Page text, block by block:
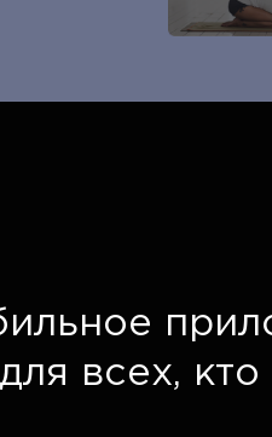
всех,